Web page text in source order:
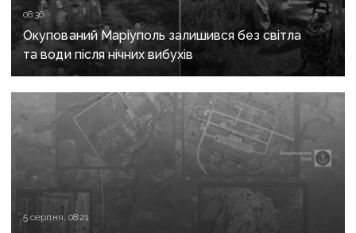
08:36
Окупований Маріуполь залишився без світла
та води після нічних вибухів
5 серпня, 08:21